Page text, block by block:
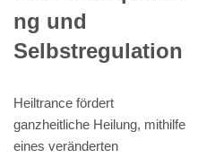
ng und
Selbstregulation
Heiltrance fördert
ganzheitliche Heilung, mithilfe
eines veränderten